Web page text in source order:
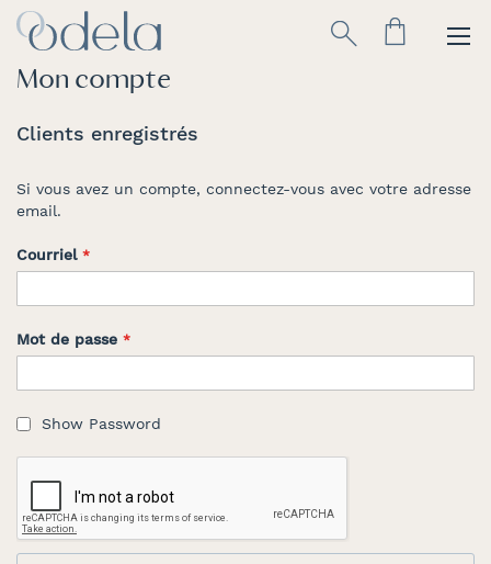
Allez
au
contenu
Rechercher
Mon compte
Clients enregistrés
Si vous avez un compte, connectez-vous avec votre adresse
email.
Courriel
Mot de passe
Show Password